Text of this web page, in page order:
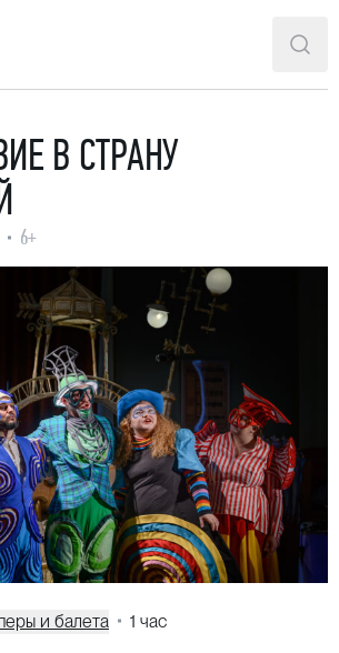
театр оперы и балета
В СТРАНУ
6+
и балета 1 час